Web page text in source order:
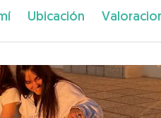
Ubicación